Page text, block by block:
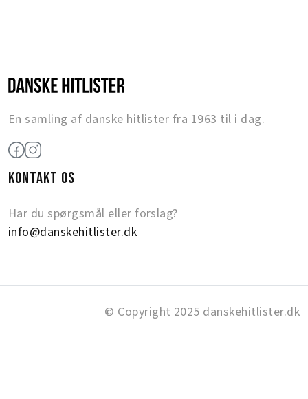
En samling af danske hitlister fra 1963 til i dag.
KONTAKT OS
Har du spørgsmål eller forslag?
info@danskehitlister.dk
© Copyright 2025 danskehitlister.dk